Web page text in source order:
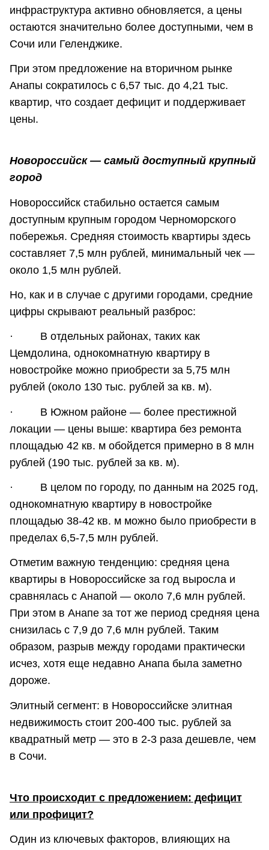
инфраструктура активно обновляется, а цены
остаются значительно более доступными, чем в
Сочи или Геленджике.
При этом предложение на вторичном рынке
Анапы сократилось с 6,57 тыс. до 4,21 тыс.
квартир, что создает дефицит и поддерживает
цены.
Новороссийск — самый доступный крупный
город
Новороссийск стабильно остается самым
доступным крупным городом Черноморского
побережья. Средняя стоимость квартиры здесь
составляет 7,5 млн рублей, минимальный чек —
около 1,5 млн рублей.
Но, как и в случае с другими городами, средние
цифры скрывают реальный разброс:
· В отдельных районах, таких как
Цемдолина, однокомнатную квартиру в
новостройке можно приобрести за 5,75 млн
рублей (около 130 тыс. рублей за кв. м).
· В Южном районе — более престижной
локации — цены выше: квартира без ремонта
площадью 42 кв. м обойдется примерно в 8 млн
рублей (190 тыс. рублей за кв. м).
· В целом по городу, по данным на 2025 год,
однокомнатную квартиру в новостройке
площадью 38-42 кв. м можно было приобрести в
пределах 6,5-7,5 млн рублей.
Отметим важную тенденцию: средняя цена
квартиры в Новороссийске за год выросла и
сравнялась с Анапой — около 7,6 млн рублей.
При этом в Анапе за тот же период средняя цена
снизилась с 7,9 до 7,6 млн рублей. Таким
образом, разрыв между городами практически
исчез, хотя еще недавно Анапа была заметно
дороже.
Элитный сегмент: в Новороссийске элитная
недвижимость стоит 200-400 тыс. рублей за
квадратный метр — это в 2-3 раза дешевле, чем
в Сочи.
Что происходит с предложением: дефицит
или профицит?
Один из ключевых факторов, влияющих на